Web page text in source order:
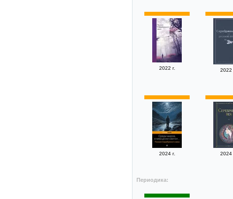
2022 г. 2022
2024 г. 2024
Периодика: